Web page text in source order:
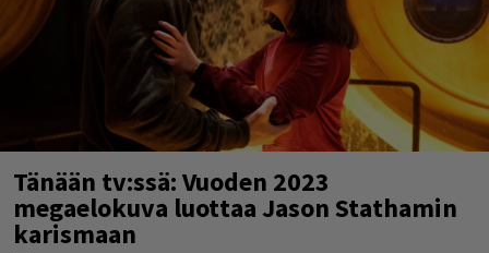
Tänään tv:ssä: Vuoden 2023
megaelokuva luottaa Jason Stathamin
karismaan